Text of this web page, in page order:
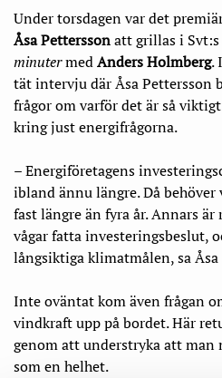
Under torsdagen var det
Åsa Petterssonatt grillas i
minutermedAnders Holmberg.
tät intervju där Åsa Pettersson
frågor om varför det är så
kring just energifrågorna.
– Energiföretagens
ibland ännu längre. Då
fast längre än fyra år. Annars
vågar fatta investeringsbeslut,
långsiktiga klimatmålen, sa
Inte oväntat kom även frågan
vindkraft upp på bordet. Här
genom att understryka att man
som en helhet.